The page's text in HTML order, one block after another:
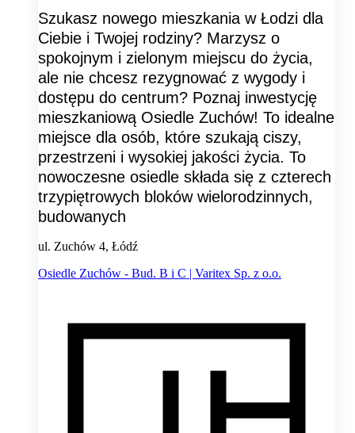
Szukasz nowego mieszkania w Łodzi dla
Ciebie i Twojej rodziny? Marzysz o
spokojnym i zielonym miejscu do życia,
ale nie chcesz rezygnować z wygody i
dostępu do centrum? Poznaj inwestycję
mieszkaniową Osiedle Zuchów! To idealne
miejsce dla osób, które szukają ciszy,
przestrzeni i wysokiej jakości życia. To
nowoczesne osiedle składa się z czterech
trzypiętrowych bloków wielorodzinnych,
budowanych
ul. Zuchów 4, Łódź
Osiedle Zuchów - Bud. B i C | Varitex Sp. z o.o.